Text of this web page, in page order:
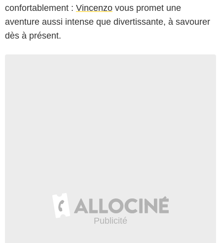
confortablement : Vincenzo vous promet une
aventure aussi intense que divertissante, à savourer
dès à présent.